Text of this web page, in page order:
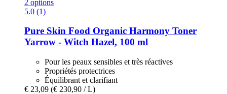
2 options
5.0 (1)
Pure Skin Food Organic Harmony Toner
Yarrow -​ Witch Hazel, 100 ml
Pour les peaux sensibles et très réactives
Propriétés protectrices
Équilibrant et clarifiant
€ 23,09 (€ 230,90 / L)